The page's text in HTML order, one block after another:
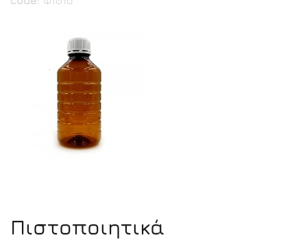
Πιστοποιητικά